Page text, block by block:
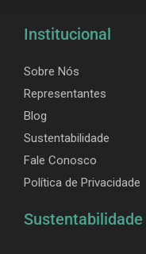
Institucional
Sobre Nós
Representantes
Blog
Sustentabilidade
Fale Conosco
Política de Privacidade
Sustentabilidade